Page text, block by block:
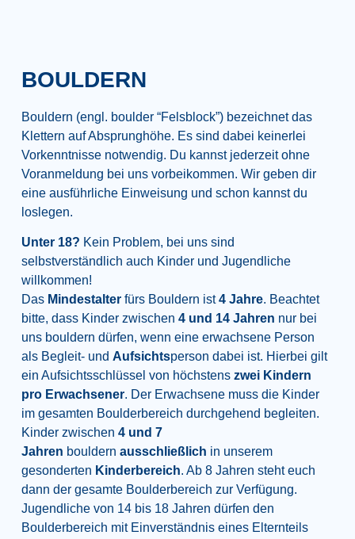
BOULDERN
Bouldern (engl. boulder “Felsblock”) bezeichnet das
Klettern auf Absprunghöhe. Es sind dabei keinerlei
Vorkenntnisse notwendig. Du kannst jederzeit ohne
Voranmeldung bei uns vorbeikommen. Wir geben dir
eine ausführliche Einweisung und schon kannst du
loslegen.
Unter 18? Kein Problem, bei uns sind
selbstverständlich auch Kinder und Jugendliche
willkommen!
Das Mindestalter fürs Bouldern ist4 Jahre. Beachtet
bitte, dass Kinder zwischen 4 und 14 Jahren nur bei
uns bouldern dürfen, wenn eine erwachsene Person
als Begleit- und Aufsichtsperson dabei ist. Hierbei gilt
ein Aufsichtsschlüssel von höchstens zwei Kindern
pro Erwachsener. Der Erwachsene muss die Kinder
im gesamten Boulderbereich durchgehend begleiten.
Kinder zwischen 4 und 7
Jahren bouldern ausschließlich in unserem
gesonderten Kinderbereich. Ab 8 Jahren steht euch
dann der gesamte Boulderbereich zur Verfügung.
Jugendliche von 14 bis 18 Jahren dürfen den
Boulderbereich mit Einverständnis eines Elternteils